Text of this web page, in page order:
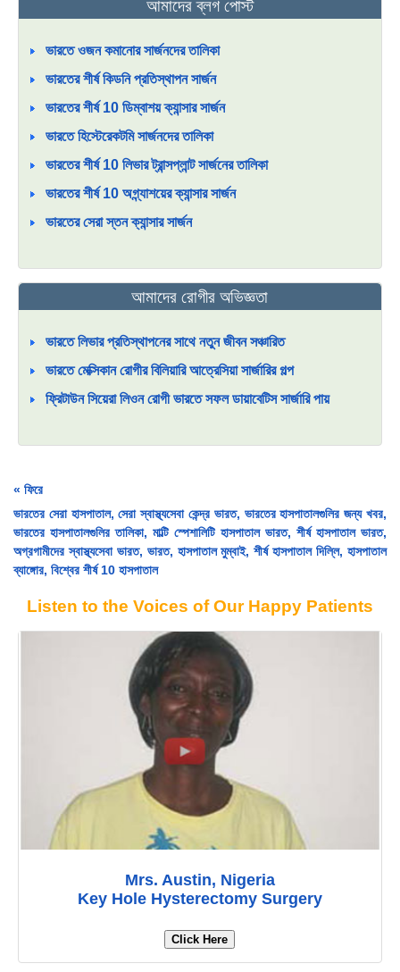
আমাদের ব্লগ পোস্ট
ভারতে ওজন কমানোর সার্জনদের তালিকা
ভারতের শীর্ষ কিডনি প্রতিস্থাপন সার্জন
ভারতের শীর্ষ 10 ডিম্বাশয় ক্যান্সার সার্জন
ভারতে হিস্টেরেকটমি সার্জনদের তালিকা
ভারতের শীর্ষ 10 লিভার ট্রান্সপ্লান্ট সার্জনের তালিকা
ভারতের শীর্ষ 10 অগ্ন্যাশয়ের ক্যান্সার সার্জন
ভারতের সেরা স্তন ক্যান্সার সার্জন
আমাদের রোগীর অভিজ্ঞতা
ভারতে লিভার প্রতিস্থাপনের সাথে নতুন জীবন সঞ্চারিত
ভারতে মেক্সিকান রোগীর বিলিয়ারি আত্রেসিয়া সার্জারির গল্প
ফ্রিটাউন সিয়েরা লিওন রোগী ভারতে সফল ডায়াবেটিস সার্জারি পায়
« ফিরে
ভারতের সেরা হাসপাতাল, সেরা স্বাস্থ্যসেবা কেন্দ্র ভারত, ভারতের হাসপাতালগুলির জন্য খবর,
ভারতের হাসপাতালগুলির তালিকা, মাল্টি স্পেশালিটি হাসপাতাল ভারত, শীর্ষ হাসপাতাল ভারত,
অগ্রগামীদের স্বাস্থ্যসেবা ভারত, ভারত, হাসপাতাল মুম্বাই, শীর্ষ হাসপাতাল দিল্লি, হাসপাতাল
ব্যাঙ্গোর, বিশ্বের শীর্ষ 10 হাসপাতাল
Listen to the Voices of Our Happy Patients
Mrs. Austin, Nigeria
Key Hole Hysterectomy Surgery
Click Here